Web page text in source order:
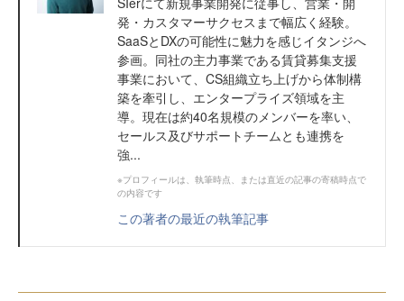
発・カスタマーサクセスまで幅広く経験。
SaaSとDXの可能性に魅力を感じイタンジへ
参画。同社の主力事業である賃貸募集支援
事業において、CS組織立ち上げから体制構
築を牽引し、エンタープライズ領域を主
導。現在は約40名規模のメンバーを率い、
セールス及びサポートチームとも連携を
強...
※プロフィールは、執筆時点、または直近の記事の寄稿時点で
の内容です
この著者の最近の執筆記事